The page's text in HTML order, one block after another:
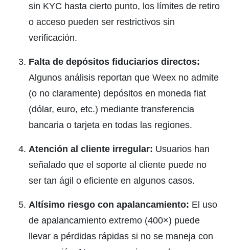
sin KYC hasta cierto punto, los límites de retiro
o acceso pueden ser restrictivos sin
verificación.
Falta de depósitos fiduciarios directos:
Algunos análisis reportan que Weex no admite
(o no claramente) depósitos en moneda fiat
(dólar, euro, etc.) mediante transferencia
bancaria o tarjeta en todas las regiones.
Atención al cliente irregular: Usuarios han
señalado que el soporte al cliente puede no
ser tan ágil o eficiente en algunos casos.
Altísimo riesgo con apalancamiento: El uso
de apalancamiento extremo (400×) puede
llevar a pérdidas rápidas si no se maneja con